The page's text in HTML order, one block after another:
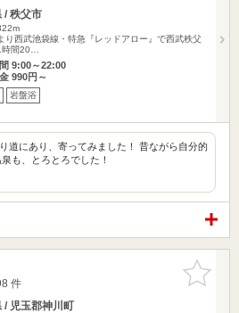
/ 秩父市
り西武池袋線・特急『レッドアロー』で西武秩父
間20…
9:00～22:00
990円～
岩盤浴
道にあり、寄ってみました！ 昔ながら自分的
も、とろとろでした！
お気に入
りに追加
件
/ 児玉郡神川町